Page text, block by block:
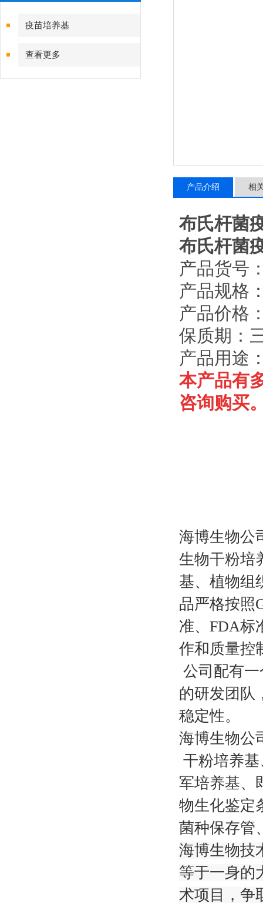
疫苗培养基
查看更多
产品介绍 相
布氏杆菌
布氏杆菌
产品货号
产品规格
产品价格
保质期：
产品用途
本产品有
咨询购买
海博生物公
生物干粉培
基、植物组
品严格按照
准、FDA标
作和质量控
公司配有
的研发团队
稳定性。
海博生物公
干粉培养
军培养基、
物生化鉴定
菌种保存管
海博生物技
等于一身的
术项目，争